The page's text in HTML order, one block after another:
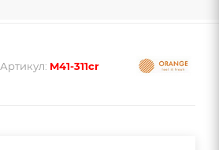
Артикул: M41-311cr